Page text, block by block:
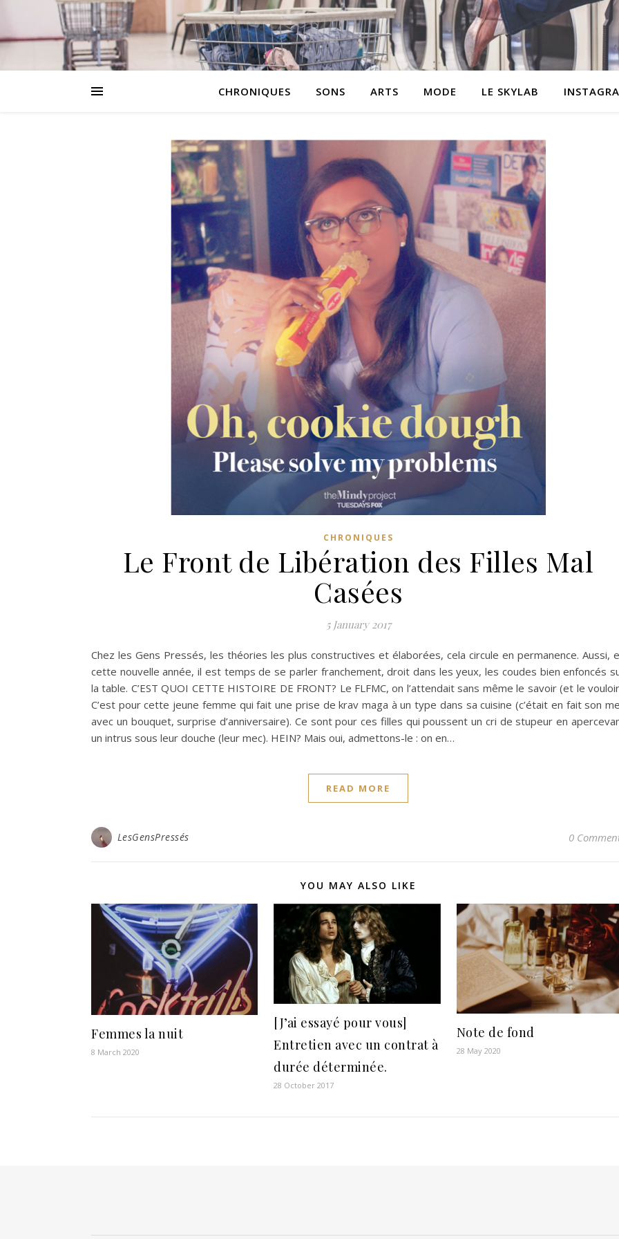
CHRONIQUES SONS ARTS MODE LE SKYLAB
CHRONIQUES
Le Front de Libération des Filles Mal
Casées
5 January 2017
Chez les Gens Pressés, les théories les plus constructives et élaborées, cela circule en permanence. Aussi,
cette nouvelle année, il est temps de se parler franchement, droit dans les yeux, les coudes bien enfoncés
la table. C’EST QUOI CETTE HISTOIRE DE FRONT? Le FLFMC, on l’attendait sans même le savoir (et le
C’est pour cette jeune femme qui fait une prise de krav maga à un type dans sa cuisine (c’était en fait son
avec un bouquet, surprise d’anniversaire). Ce sont pour ces filles qui poussent un cri de stupeur en
un intrus sous leur douche (leur mec). HEIN? Mais oui, admettons-le : on en…
READ MORE
LesGensPressés 0
YOU MAY ALSO LIKE
Femmes la nuit
8 March 2020
[J’ai essayé pour vous]
Entretien avec un contrat à
durée déterminée.
28 October 2017
Note de fond
28 May 2020